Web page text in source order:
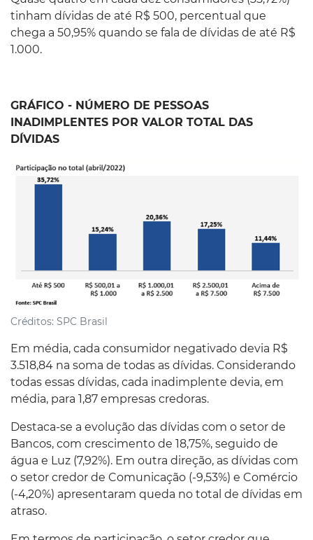
tinham dívidas de até R$ 500, percentual que
chega a 50,95% quando se fala de dívidas de até R$
1.000.
GRÁFICO - NÚMERO DE PESSOAS
INADIMPLENTES POR VALOR TOTAL DAS
DÍVIDAS
Créditos: SPC Brasil
Em média, cada consumidor negativado devia R$
3.518,84 na soma de todas as dívidas. Considerando
todas essas dívidas, cada inadimplente devia, em
média, para 1,87 empresas credoras.
Destaca-se a evolução das dívidas com o setor de
Bancos, com crescimento de 18,75%, seguido de
água e Luz (7,92%). Em outra direção, as dívidas com
o setor credor de Comunicação (-9,53%) e Comércio
(-4,20%) apresentaram queda no total de dívidas em
atraso.